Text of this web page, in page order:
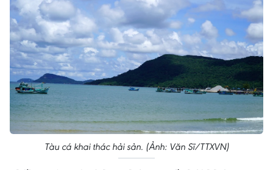
Tàu cá khai thác hải sản. (Ảnh: Văn Sĩ/TTXVN)